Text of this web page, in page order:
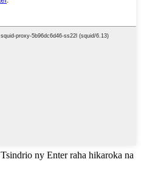
Tsindrio ny Enter raha hikaroka na